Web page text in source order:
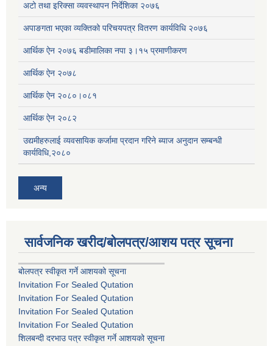
अटो तथा इरिक्सा व्यवस्थापन निर्देशिका २०७६
अपाङगता भएका व्यक्तिको परिचयपत्र वितरण कार्यविधि २०७६
आर्थिक ऐन २०७६ बडीमालिका नपा ३।१५ प्रमाणीकरण
आर्थिक ऐन २०७८
आर्थिक ऐन २०८०।०८१
आर्थिक ऐन २०८२
उद्यमीहरुलाई व्यवसायिक कर्जामा प्रदान गरिने ब्याज अनुदान सम्बन्धी
कार्यविधि,२०८०
अन्य
सार्वजनिक खरीद/बोलपत्र/आशय पत्र सूचना
बोलपत्र स्वीकृत गर्ने आशयको सूचना
Invitation For Sealed Qutation
Invitation For Sealed Qutation
Invitation For Sealed Qutation
Invitation For Sealed Qutation
शिलबन्दी दरभाउ पत्र स्वीकृत गर्ने आशयको सूचना